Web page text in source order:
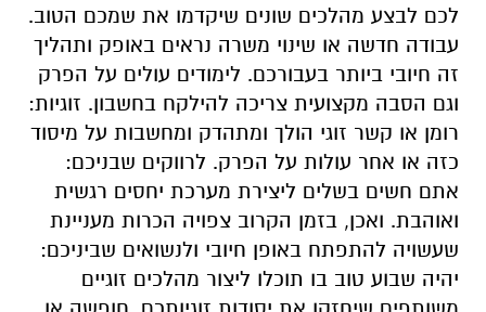
לכם לבצע מהלכים שונים שיקדמו את שמכם הטוב.
עבודה חדשה או שינוי משרה נראים באופק ותהליך
זה חיובי ביותר בעבורכם. לימודים עולים על הפרק
וגם הסבה מקצועית צריכה להילקח בחשבון. זוגיות:
רומן או קשר זוגי הולך ומתהדק ומחשבות על מיסוד
כזה או אחר עולות על הפרק. לרווקים שבניכם:
אתם חשים בשלים ליצירת מערכת יחסים רגשית
ואוהבת. ואכן, בזמן הקרוב צפויה הכרות מעניינת
שעשויה להתפתח באופן חיובי ולנשואים שביניכם:
יהיה שבוע טוב בו תוכלו ליצור מהלכים זוגיים